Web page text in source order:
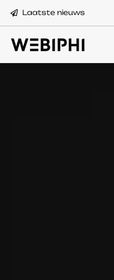
Laatste nieuws